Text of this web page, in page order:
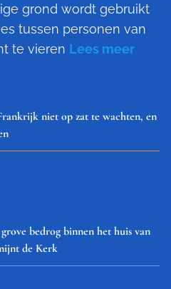
grond wordt gebruikt
tussen personen van
te vieren Lees meer
niet op zat te wachten, en
bedrog binnen het huis van
de Kerk